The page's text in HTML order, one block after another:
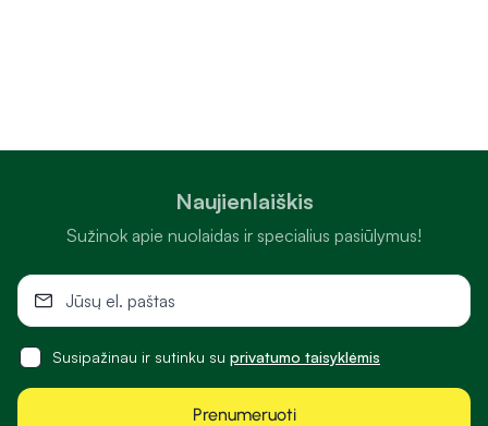
Naujienlaiškis
Sužinok apie nuolaidas ir specialius pasiūlymus!
Susipažinau ir sutinku su privatumo taisyklėmis
Prenumeruoti